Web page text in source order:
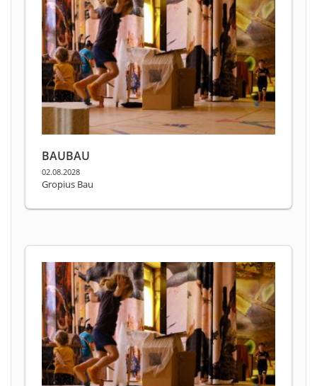
BAUBAU
02.08.2028
Gropius Bau